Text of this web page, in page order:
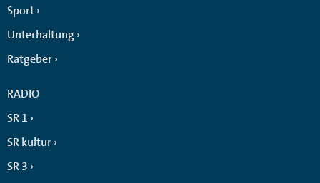
Sport
Unterhaltung
Ratgeber
RADIO
SR 1
SR kultur
SR 3